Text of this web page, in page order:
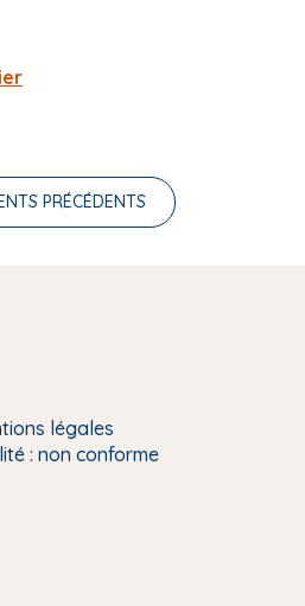
PRÉCÉDENTS
légales
: non conforme